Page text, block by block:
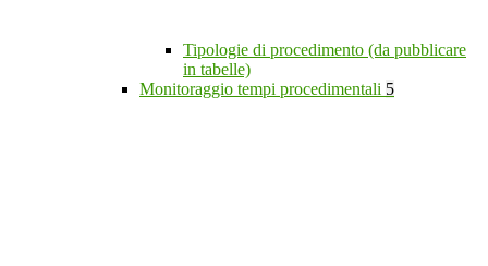
Tipologie di procedimento (da pubblicare
in tabelle)
Monitoraggio tempi procedimentali 5